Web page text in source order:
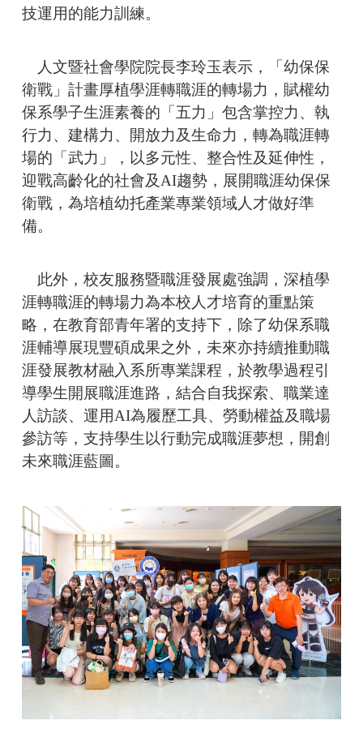
技運用的能力訓練。
人文暨社會學院院長李玲玉表示，「幼保保
衛戰」計畫厚植學涯轉職涯的轉場力，賦權幼
保系學子生涯素養的「五力」包含掌控力、執
行力、建構力、開放力及生命力，轉為職涯轉
場的「武力」，以多元性、整合性及延伸性，
迎戰高齡化的社會及AI趨勢，展開職涯幼保保
衛戰，為培植幼托產業專業領域人才做好準
備。
此外，校友服務暨職涯發展處強調，深植學
涯轉職涯的轉場力為本校人才培育的重點策
略，在教育部青年署的支持下，除了幼保系職
涯輔導展現豐碩成果之外，未來亦持續推動職
涯發展教材融入系所專業課程，於教學過程引
導學生開展職涯進路，結合自我探索、職業達
人訪談、運用AI為履歷工具、勞動權益及職場
參訪等，支持學生以行動完成職涯夢想，開創
未來職涯藍圖。